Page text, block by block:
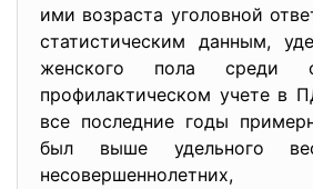
ими возраста уголовной
статистическим данным,
женского пола среди
профилактическом учете в
все последние годы
был выше удельного
несовершеннолетних,